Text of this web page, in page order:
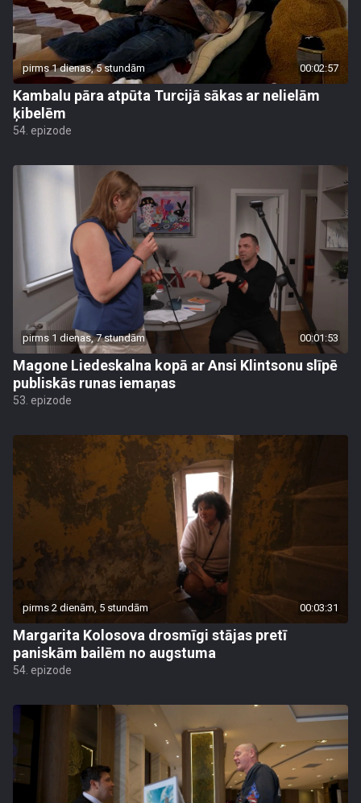
pirms 1 dienas, 5 stundām 00:02:57
Kambalu pāra atpūta Turcijā sākas ar nelielām
ķibelēm
54. epizode
pirms 1 dienas, 7 stundām 00:01:53
Magone Liedeskalna kopā ar Ansi Klintsonu slīpē
publiskās runas iemaņas
53. epizode
pirms 2 dienām, 5 stundām 00:03:31
Margarita Kolosova drosmīgi stājas pretī
paniskām bailēm no augstuma
54. epizode